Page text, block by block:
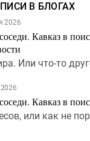
В БЛОГАХ
2026
Кавказ в
Или что-то
Кавказ в
или как не